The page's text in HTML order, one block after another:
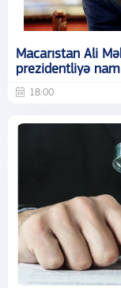
Macarıstan Ali
prezidentliyə
18:00